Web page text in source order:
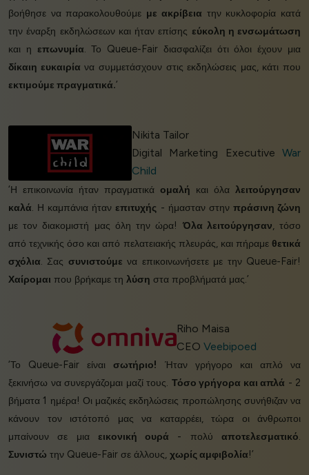
βοήθησε να παρακολουθούμε με ακρίβεια την κυκλοφορία κατά
την έναρξη εκδηλώσεων και ήταν επίσης εύκολη η ενσωμάτωση
και η επωνυμία. Το Queue-Fair διασφαλίζει ότι όλοι έχουν μια
δίκαιη ευκαιρία να συμμετάσχουν στις εκδηλώσεις μας, κάτι που
εκτιμούμε πραγματικά.’
Nikita Tailor
Digital Marketing Executive War
Child
‘Η επικοινωνία ήταν πραγματικά ομαλή και όλα λειτούργησαν
καλά. Η καμπάνια ήτανεπιτυχής - ήμασταν στην πράσινη ζώνη
με τον διακομιστή μας όλη την ώρα! Όλα λειτούργησαν, τόσο
από τεχνικής όσο και από πελατειακής πλευράς, και πήραμε θετικά
σχόλια. Σας συνιστούμε να επικοινωνήσετε με την Queue-Fair!
Χαίρομαι που βρήκαμε τη λύση στα προβλήματά μας.’
Riho Maisa
CEO Veebipoed
‘Το Queue-Fair είναισωτήριο! Ήταν γρήγορο και απλό να
ξεκινήσω να συνεργάζομαι μαζί τους. Τόσο γρήγορα και απλά - 2
βήματα 1 ημέρα! Οι μαζικές εκδηλώσεις προπώλησης συνήθιζαν να
κάνουν τον ιστότοπό μας να καταρρέει, τώρα οι άνθρωποι
μπαίνουν σε μια εικονική ουρά - πολύαποτελεσματικό.
Συνιστώ την Queue-Fair σε άλλους, χωρίς αμφιβολία!’